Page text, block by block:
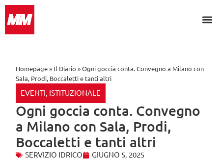
Homepage » Il Diario »Ogni goccia conta. Convegno a Milano con
Sala, Prodi, Boccaletti e tanti altri
EVENTI, ISTITUZIONALE
Ogni goccia conta. Convegno
a Milano con Sala, Prodi,
Boccaletti e tanti altri
SERVIZIO IDRICO
GIUGNO 5, 2025